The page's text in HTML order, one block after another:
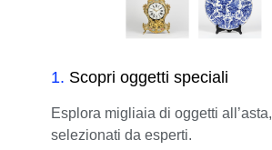
1. Scopri oggetti speciali
Esplora migliaia di oggetti all’asta,
selezionati da esperti.